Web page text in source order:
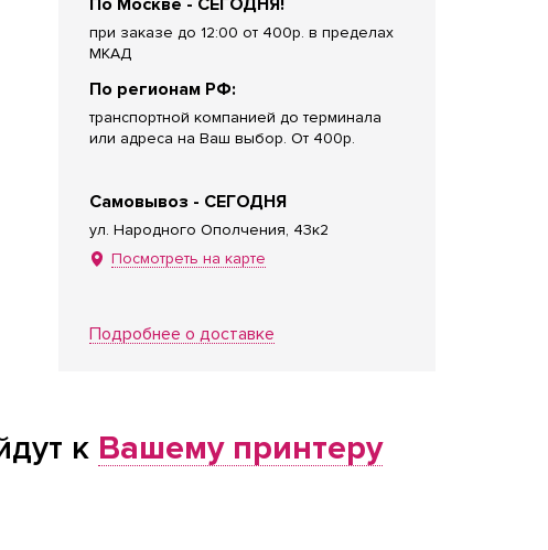
По Москве - СЕГОДНЯ!
при заказе до 12:00 от 400р. в пределах
МКАД
По регионам РФ:
транспортной компанией до терминала
или адреса на Ваш выбор. От 400р.
Самовывоз - СЕГОДНЯ
ул. Народного Ополчения, 43к2
Посмотреть на карте
Подробнее о доставке
к Вашему принтеру